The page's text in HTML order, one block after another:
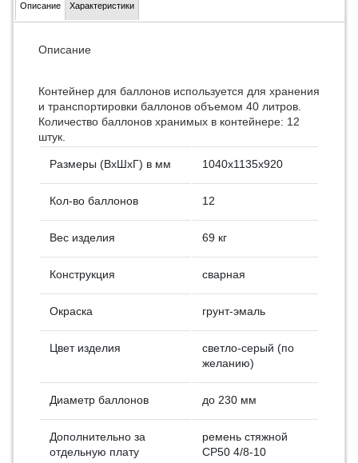
Описание Характеристики
Описание
Контейнер для баллонов используется для хранения
и транспортировки баллонов объемом 40 литров.
Количество баллонов хранимых в контейнере: 12
штук.
Размеры (ВхШхГ) в мм 1040х1135х920
Кол-во баллонов 12
Вес изделия 69 кг
Конструкция сварная
Окраска грунт-эмаль
Цвет изделия
светло-серый (по
желанию)
Диаметр баллонов до 230 мм
Дополнительно за
отдельную плату
ремень стяжной
СР50 4/8-10